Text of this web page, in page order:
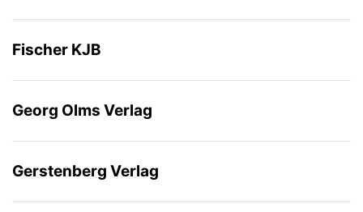
Fischer KJB
Georg Olms Verlag
Gerstenberg Verlag